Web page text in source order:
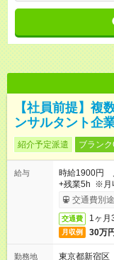
【社員前提】複
ンサルタント企
紹介予定派遣 ブラン
給与
時給1900円
+残業5h ※月
交通費別
交通費 1ヶ月
月収例 30万
勤務地 東京都新宿区